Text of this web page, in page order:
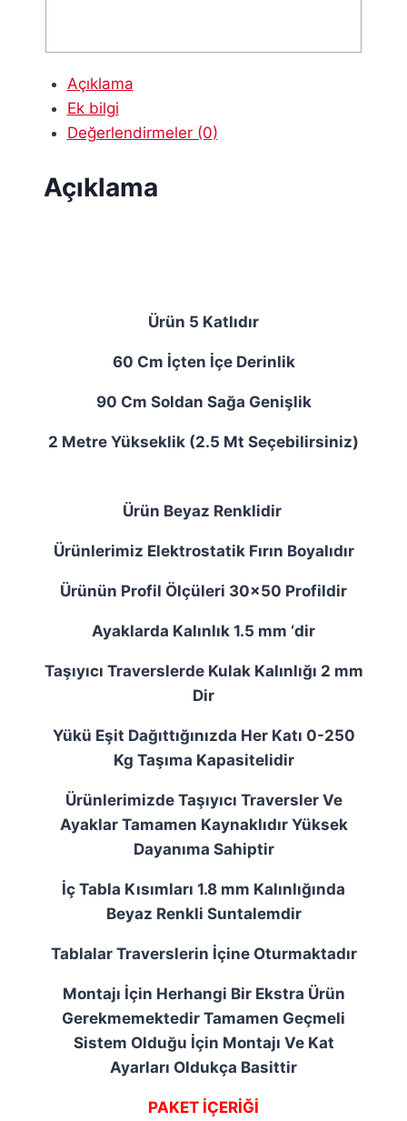
Açıklama
Ek bilgi
Değerlendirmeler (0)
Açıklama
Ürün 5 Katlıdır
60 Cm İçten İçe Derinlik
90 Cm Soldan Sağa Genişlik
2 Metre Yükseklik (2.5 Mt Seçebilirsiniz)
Ürün Beyaz Renklidir
Ürünlerimiz Elektrostatik Fırın Boyalıdır
Ürünün Profil Ölçüleri 30×50 Profildir
Ayaklarda Kalınlık 1.5 mm ‘dir
Taşıyıcı Traverslerde Kulak Kalınlığı 2 mm
Dir
Yükü Eşit Dağıttığınızda Her Katı 0-250
Kg Taşıma Kapasitelidir
Ürünlerimizde Taşıyıcı Traversler Ve
Ayaklar Tamamen Kaynaklıdır Yüksek
Dayanıma Sahiptir
İç Tabla Kısımları 1.8 mm Kalınlığında
Beyaz Renkli Suntalemdir
Tablalar Traverslerin İçine Oturmaktadır
Montajı İçin Herhangi Bir Ekstra Ürün
Gerekmemektedir Tamamen Geçmeli
Sistem Olduğu İçin Montajı Ve Kat
Ayarları Oldukça Basittir
PAKET İÇERİĞİ